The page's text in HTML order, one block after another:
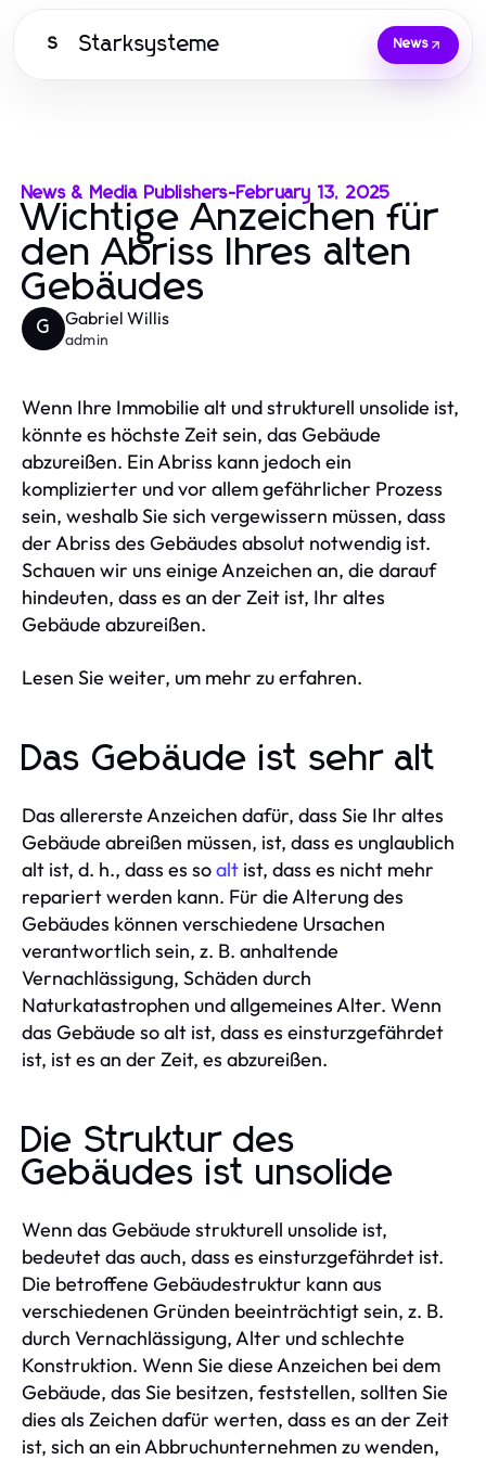
S Starksysteme News
News & Media Publishers-February 13, 2025
Wichtige Anzeichen für
den Abriss Ihres alten
Gebäudes
G Gabriel Willis
admin
Wenn Ihre Immobilie alt und strukturell unsolide ist,
könnte es höchste Zeit sein, das Gebäude
abzureißen. Ein Abriss kann jedoch ein
komplizierter und vor allem gefährlicher Prozess
sein, weshalb Sie sich vergewissern müssen, dass
der Abriss des Gebäudes absolut notwendig ist.
Schauen wir uns einige Anzeichen an, die darauf
hindeuten, dass es an der Zeit ist, Ihr altes
Gebäude abzureißen.
Lesen Sie weiter, um mehr zu erfahren.
Das Gebäude ist sehr alt
Das allererste Anzeichen dafür, dass Sie Ihr altes
Gebäude abreißen müssen, ist, dass es unglaublich
alt ist, d. h., dass es soalt ist, dass es nicht mehr
repariert werden kann. Für die Alterung des
Gebäudes können verschiedene Ursachen
verantwortlich sein, z. B. anhaltende
Vernachlässigung, Schäden durch
Naturkatastrophen und allgemeines Alter. Wenn
das Gebäude so alt ist, dass es einsturzgefährdet
ist, ist es an der Zeit, es abzureißen.
Die Struktur des
Gebäudes ist unsolide
Wenn das Gebäude strukturell unsolide ist,
bedeutet das auch, dass es einsturzgefährdet ist.
Die betroffene Gebäudestruktur kann aus
verschiedenen Gründen beeinträchtigt sein, z. B.
durch Vernachlässigung, Alter und schlechte
Konstruktion. Wenn Sie diese Anzeichen bei dem
Gebäude, das Sie besitzen, feststellen, sollten Sie
dies als Zeichen dafür werten, dass es an der Zeit
ist, sich an ein Abbruchunternehmen zu wenden,